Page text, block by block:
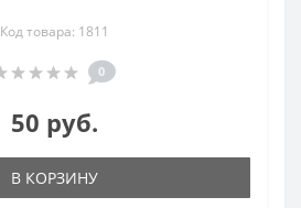
Код товара: 1811
0
50 руб.
В КОРЗИНУ